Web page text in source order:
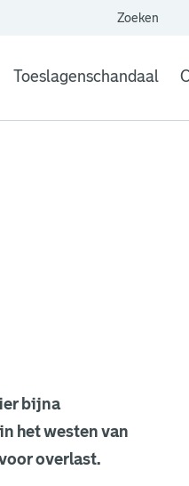
Zoeken
Toeslagenschandaal
bijna
het westen van
overlast.